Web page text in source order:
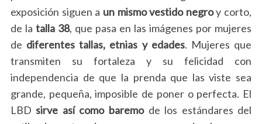
exposición siguen a un mismo vestido negroy corto,
de la talla 38, que pasa en las imágenes por mujeres
de diferentes tallas, etnias y edades. Mujeres que
transmiten su fortaleza y su felicidad con
independencia de que la prenda que las viste sea
grande, pequeña, imposible de poner o perfecta. El
LBDsirve así como baremode los estándares del